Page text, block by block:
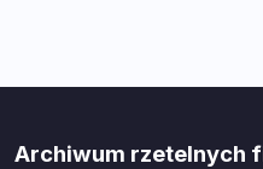
Archiwum rzetelnych